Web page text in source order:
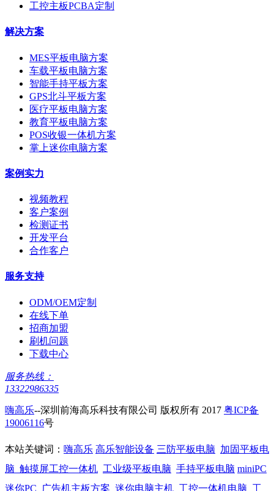
工控主板PCBA定制
解决方案
MES平板电脑方案
车载平板电脑方案
智能手持平板方案
GPS北斗平板方案
医疗平板电脑方案
教育平板电脑方案
POS收银一体机方案
掌上迷你电脑方案
案例实力
视频教程
客户案例
检测证书
开发平台
合作客户
服务支持
ODM/OEM定制
在线下单
招商加盟
刷机问题
下载中心
服务热线：
13322986335
嗨高乐--深圳前海高乐科技有限公司 版权所有 2017 粤ICP备
19006116号
本站关键词： 嗨高乐 高乐智能设备 三防平板电脑 加固平板电
脑 触摸屏工控一体机 工业级平板电脑 手持平板电脑 miniPC
迷你PC
广告机主板方案 迷你电脑主机 工控一体机电脑 工